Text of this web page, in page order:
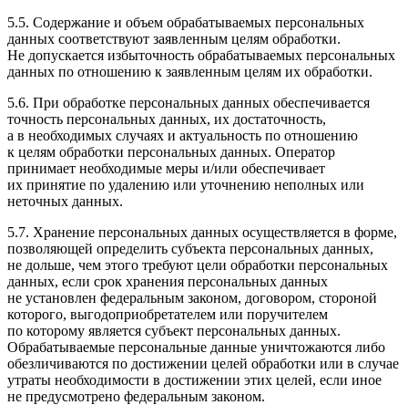
5.5. Содержание и объем обрабатываемых персональных
данных соответствуют заявленным целям обработки.
Не допускается избыточность обрабатываемых персональных
данных по отношению к заявленным целям их обработки.
5.6. При обработке персональных данных обеспечивается
точность персональных данных, их достаточность,
а в необходимых случаях и актуальность по отношению
к целям обработки персональных данных. Оператор
принимает необходимые меры и/или обеспечивает
их принятие по удалению или уточнению неполных или
неточных данных.
5.7. Хранение персональных данных осуществляется в форме,
позволяющей определить субъекта персональных данных,
не дольше, чем этого требуют цели обработки персональных
данных, если срок хранения персональных данных
не установлен федеральным законом, договором, стороной
которого, выгодоприобретателем или поручителем
по которому является субъект персональных данных.
Обрабатываемые персональные данные уничтожаются либо
обезличиваются по достижении целей обработки или в случае
утраты необходимости в достижении этих целей, если иное
не предусмотрено федеральным законом.